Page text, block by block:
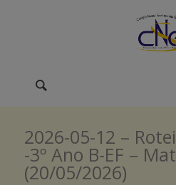
2026-05-12 –
-3º Ano B-EF –
(20/05/2026)